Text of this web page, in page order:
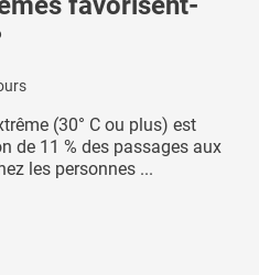
(30° C ou plus) est
de 11 % des passages aux
les personnes ...